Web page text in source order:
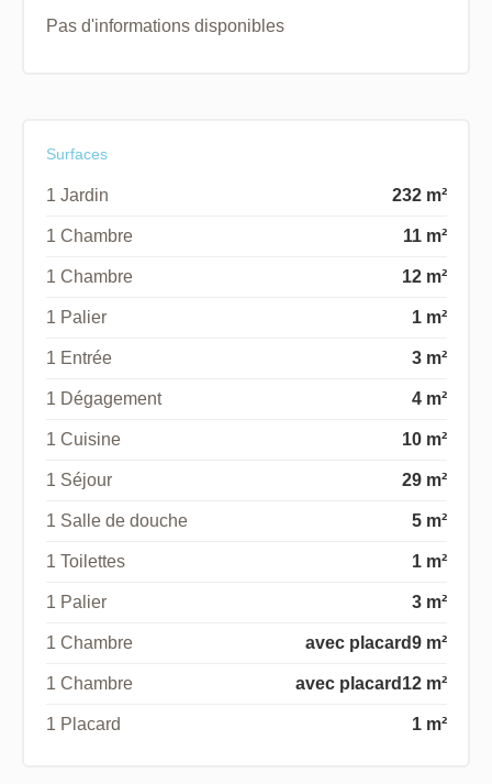
Pas d'informations disponibles
Surfaces
1 Jardin 232 m²
1 Chambre 11 m²
1 Chambre 12 m²
1 Palier 1 m²
1 Entrée 3 m²
1 Dégagement 4 m²
1 Cuisine 10 m²
1 Séjour 29 m²
1 Salle de douche 5 m²
1 Toilettes 1 m²
1 Palier 3 m²
1 Chambre 9 m²
avec placard
1 Chambre 12 m²
avec placard
1 Placard 1 m²